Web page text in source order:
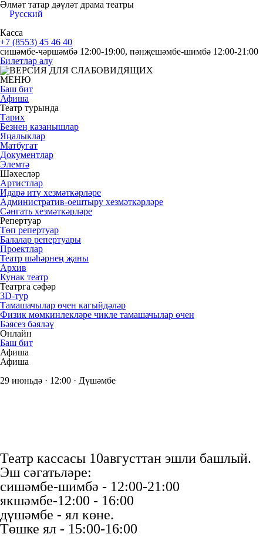
Әлмәт татар дәүләт драма театры
Русский
Касса
+7 (8553) 45 46 40
сишәмбе-чәршәмбә 12:00-19:00, пәнҗешәмбе-шимбә 12:00-21:00
Билетлар алу
МЕНЮ
Баш бит
Афиша
Театр турында
Тарих
Безнең казанышлар
Яңалыклар
Матбугат
Документлар
Элемтә
Шәхесләр
Артистлар
Идарә итү хезмәткәрләре
Административ-оештыру хезмәткәрләре
Сәнгать хезмәткәрләре
Репертуар
Төп репертуар
Балалар репертуары
Проектлар
Театр шәһәрнең җаны
Архив
Кунак театр
Театрга сәфәр
3D-тур
Тамашачылар өчен кагыйдәләр
Физик мөмкинлекләре чикле тамашачылар өчен
Бәясез бәяләү
Онлайн
Баш бит
Афиша
Афиша
29 июньдә · 12:00 · Дүшәмбе
Театр кассасы 10августтан эшли башлый.
Эш сәгатьләре:
сишәмбе-шимбә - 12:00-21:00
якшәмбе-12:00 - 16:00
дүшәмбе - ял көне.
Төшке ял - 15:00-16:00